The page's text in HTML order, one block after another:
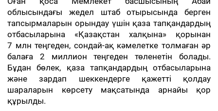
облысындағы жедел штаб отырысында берген
тапсырмаларын орындау үшін қаза тапқандардың
отбасыларына «Қазақстан халқына» қорынан
7 млн теңгеден, сондай-ақ кәмелетке толмаған әр
балаға 2 миллион теңгеден төленетін болады.
Бұдан бөлек, қаза тапқандардың отбасыларына
және зардап шеккендерге қажетті қолдау
шараларын көрсету мақсатында арнайы қор
құрылды.